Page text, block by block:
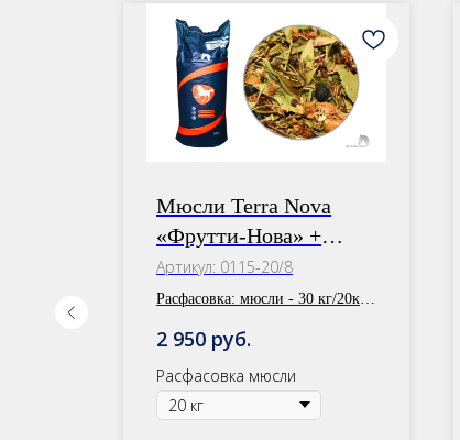
Мюсли Terra Nova
«Фрутти-Нова» +
Кардиологический
сбор
Артикул: 0115-20/8
Расфасовка: мюсли - 30 кг/20кг,
2 950 руб.
Расфасовка мюсли